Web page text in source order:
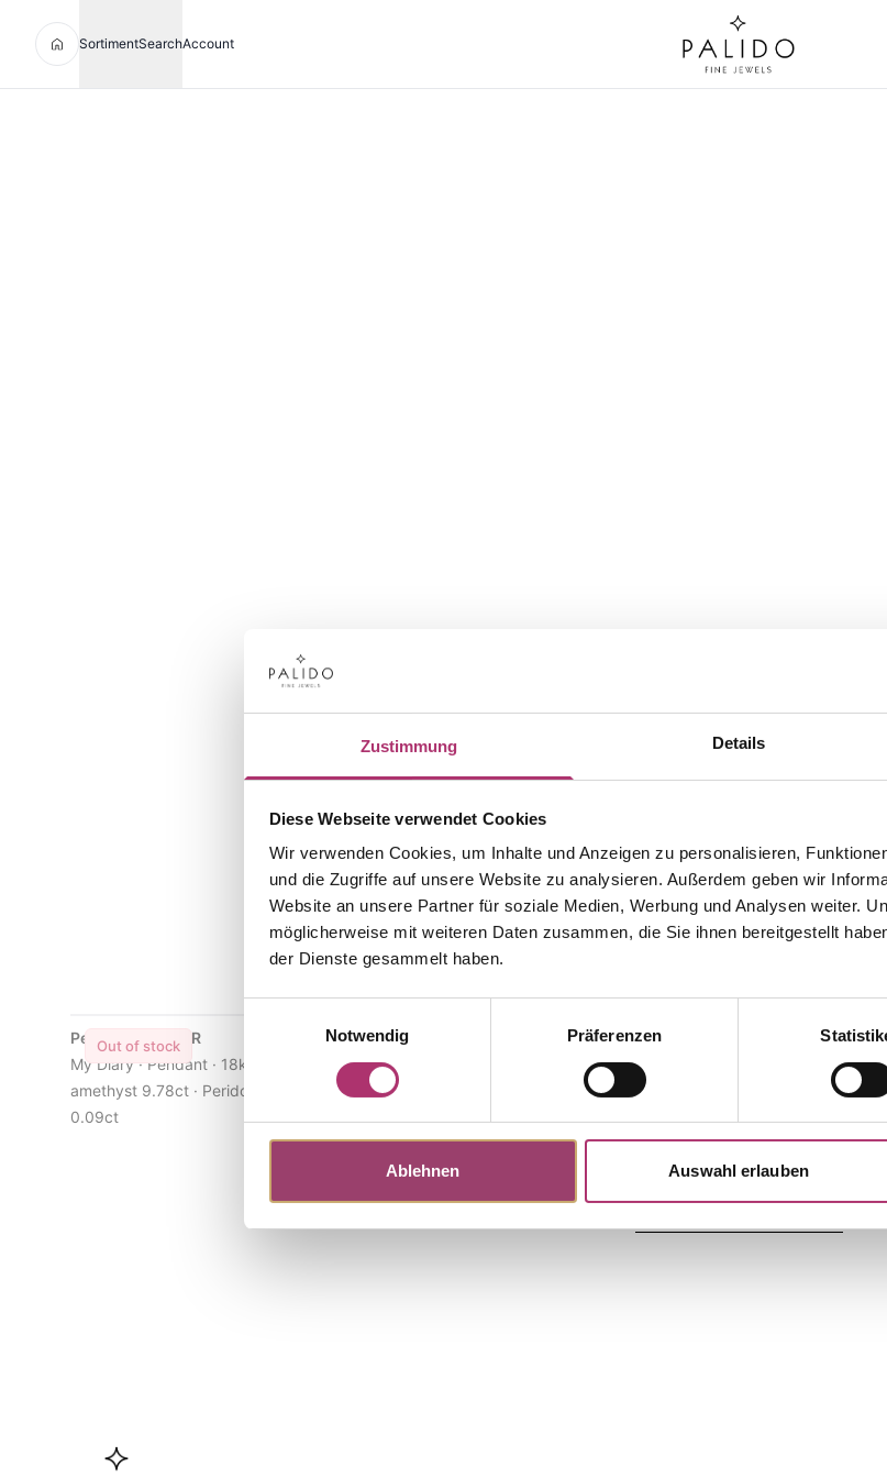
Zustimmung Details
Diese Webseite verwendet Cookies
Wir verwenden Cookies, um Inhalte und Anzeigen zu personalisieren,
und die Zugriffe auf unsere Website zu analysieren. Außerdem geben wir
Website an unsere Partner für soziale Medien, Werbung und Analysen weiter.
möglicherweise mit weiteren Daten zusammen, die Sie ihnen bereitgestellt
der Dienste gesammelt haben.
Notwendig
Präferenzen
Ablehnen Auswahl erlauben
SortimentSearchAccount
The matching pieces
collection.
Out of stock
Pendant · S4821R
My Diary · Pendant · 18k rose gold · Green
amethyst 9.78ct · Peridot · Topaz · Brilliant
0.09ct
My Diary · Pendant · 18K rose gold · Rose
quartz 9.94ct · Amethyst · Pink tourmaline ·
Discover more pieces.